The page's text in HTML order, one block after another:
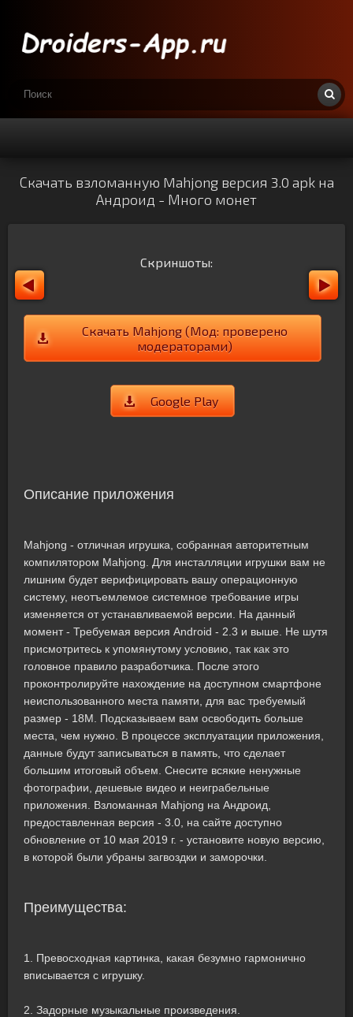
Скачать взломанную Mahjong версия 3.0 apk на
Андроид - Много монет
Скриншоты:
Скачать Mahjong (Мод: проверено
модераторами)
Google Play
Описание приложения
Mahjong - отличная игрушка, собранная авторитетным
компилятором Mahjong. Для инсталляции игрушки вам не
лишним будет верифицировать вашу операционную
систему, неотъемлемое системное требование игры
изменяется от устанавливаемой версии. На данный
момент - Требуемая версия Android - 2.3 и выше. Не шутя
присмотритесь к упомянутому условию, так как это
головное правило разработчика. После этого
проконтролируйте нахождение на доступном смартфоне
неиспользованного места памяти, для вас требуемый
размер - 18M. Подсказываем вам освободить больше
места, чем нужно. В процессе эксплуатации приложения,
данные будут записываться в память, что сделает
большим итоговый объем. Снесите всякие ненужные
фотографии, дешевые видео и неиграбельные
приложения. Взломанная Mahjong на Андроид,
предоставленная версия - 3.0, на сайте доступно
обновление от 10 мая 2019 г. - установите новую версию,
в которой были убраны загвоздки и заморочки.
Преимущества:
1. Превосходная картинка, какая безумно гармонично
вписывается с игрушку.
2. Задорные музыкальные произведения.